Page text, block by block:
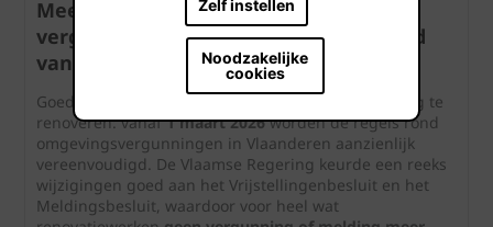
Zelf instellen
Noodzakelijke
cookies
Meer renovatiewerken zonder
vergunning: Vlaamse regels versoepeld
vanaf 1 maart 2026
Goed nieuws voor wie plannen heeft om zijn woning te
renoveren: vanaf1 maart 2026worden de regels rond
omgevingsvergunningen in Vlaanderen aanzienlijk
vereenvoudigd. De Vlaamse Regering keurde een reeks
wijzigingen goed aan het Vrijstellingenbesluit en het
Meldingsbesluit, waardoor voor heel wat